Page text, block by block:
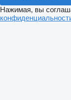
Нажимая, вы